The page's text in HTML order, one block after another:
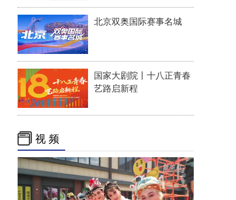
北京双奥国际赛事名城
国家大剧院丨十八正青春
艺路启新程
视 频